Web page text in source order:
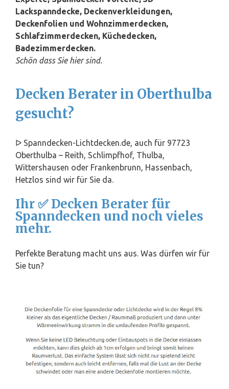
Lackspanndecke, Deckenverkleidungen,
Deckenfolien und Wohnzimmerdecken,
Schlafzimmerdecken, Küchedecken,
Badezimmerdecken.
Schön dass Sie hier sind.
Decken Berater in Oberthulba
gesucht?
ᐅ Spanndecken-Lichtdecken.de, auch für 97723
Oberthulba – Reith, Schlimpfhof, Thulba,
Wittershausen oder Frankenbrunn, Hassenbach,
Hetzlos sind wir für Sie da.
Ihr ✅ Decken Berater für
Spanndecken und noch vieles
mehr.
Perfekte Beratung macht uns aus. Was dürfen wir für
Sie tun?